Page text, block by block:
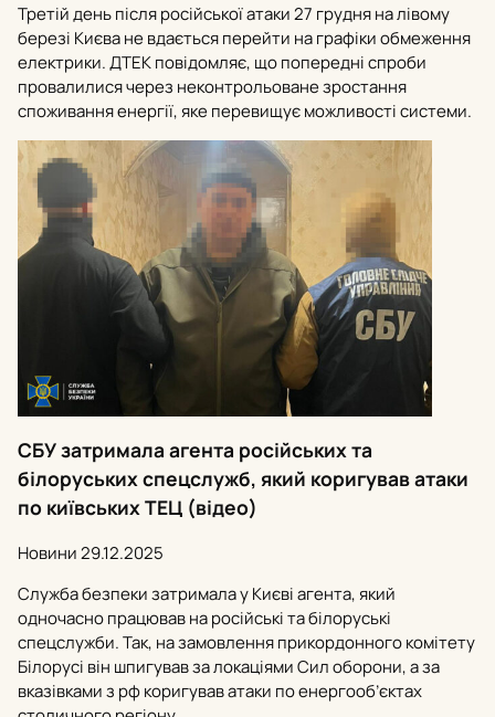
Третій день після російської атаки 27 грудня на лівому
березі Києва не вдається перейти на графіки обмеження
електрики. ДТЕК повідомляє, що попередні спроби
провалилися через неконтрольоване зростання
споживання енергії, яке перевищує можливості системи.
СБУ затримала агента російських та
білоруських спецслужб, який коригував атаки
по київських ТЕЦ (відео)
Новини29.12.2025
Служба безпеки затримала у Києві агента, який
одночасно працював на російські та білоруські
спецслужби. Так, на замовлення прикордонного комітету
Білорусі він шпигував за локаціями Сил оборони, а за
вказівками з рф коригував атаки по енергооб’єктах